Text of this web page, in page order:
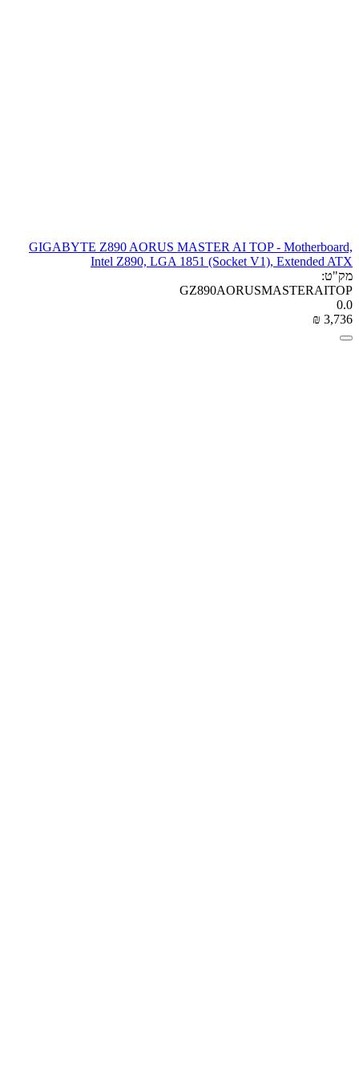
GIGABYTE Z890 AORUS MASTER AI TOP - Motherboard,
Intel Z890, LGA 1851 (Socket V1), Extended ATX
מק"ט:
GZ890AORUSMASTERAITOP
0.0
₪ 3,736